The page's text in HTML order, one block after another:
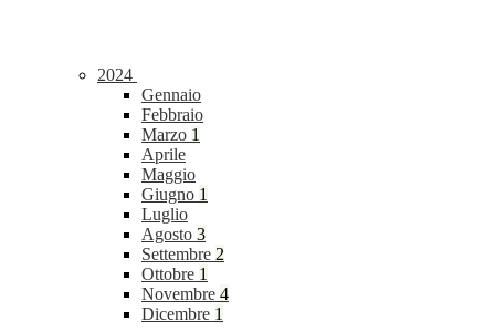
2024
Gennaio
Febbraio
Marzo 1
Aprile
Maggio
Giugno 1
Luglio
Agosto 3
Settembre 2
Ottobre 1
Novembre 4
Dicembre 1